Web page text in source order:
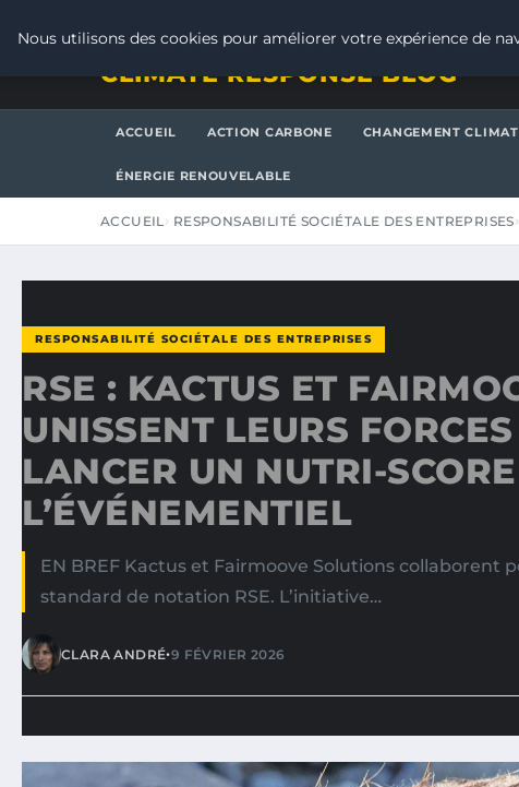
CLIMATE RESPONSE BLOG
ACCUEIL ACTION CARBONE CHANGEMENT
ÉNERGIE RENOUVELABLE
ACCUEIL RESPONSABILITÉ SOCIÉTALE DES ENTREPRISES
RESPONSABILITÉ SOCIÉTALE DES ENTREPRISES
RSE : KACTUS ET
UNISSENT LEURS
LANCER UN NUTRI-
L’ÉVÉNEMENTIEL
EN BREF Kactus et Fairmoove Solutions collaborent
standard de notation RSE. L’initiative…
CLARA ANDRÉ•9 FÉVRIER 2026
Nous utilisons des cookies pour améliorer votre expérience de